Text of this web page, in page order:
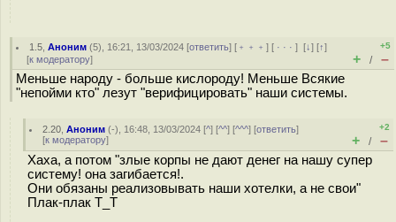
1.5 ,Аноним (5), 16:21, 13/03/2024 [ответить] [ ﹢﹢﹢] [ · · ·][↓] [↑]
[к модератору]
+5
+ / –
Меньше народу - больше кислороду! Меньше Всякие
"непойми кто" лезут "верифицировать" наши системы.
2.20 ,Аноним (-), 16:48, 13/03/2024 [^] [^^] [^^^] [ответить]
[к модератору]
+2
+ / –
Хаха, а потом "злые корпы не дают денег на нашу супер
систему! она загибается!.
Они обязаны реализовывать наши хотелки, а не свои"
Плак-плак Т_Т